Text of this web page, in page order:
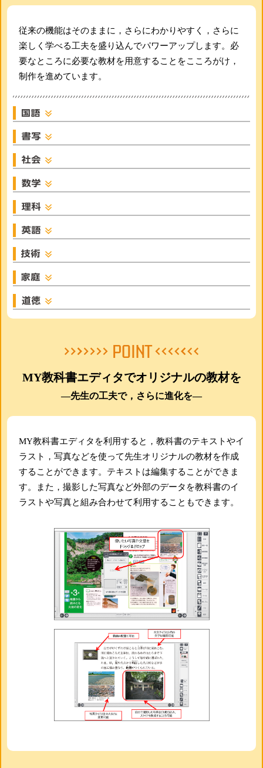
従来の機能はそのままに，さらにわかりやすく，さらに
楽しく学べる工夫を盛り込んでパワーアップします。必
要なところに必要な教材を用意することをこころがけ，
制作を進めています。
MY教科書エディタでオリジナルの教材を
―先生の工夫で，さらに進化を―
MY教科書エディタを利用すると，教科書のテキストやイ
ラスト，写真などを使って先生オリジナルの教材を作成
することができます。テキストは編集することができま
す。また，撮影した写真など外部のデータを教科書のイ
ラストや写真と組み合わせて利用することもできます。